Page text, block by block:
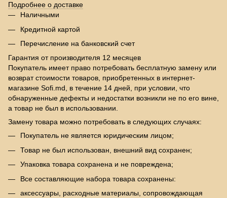
Подробнее о доставке
Наличными
Кредитной картой
Перечисление на банковский счет
Гарантия от производителя 12 месяцев
Покупатель имеет право потребовать бесплатную замену или
возврат стоимости товаров, приобретенных в интернет-
магазине Sofi.md, в течение 14 дней, при условии, что
обнаруженные дефекты и недостатки возникли не по его вине,
а товар не был в использовании.
Замену товара можно потребовать в следующих случаях:
Покупатель не является юридическим лицом;
Товар не был использован, внешний вид сохранен;
Упаковка товара сохранена и не повреждена;
Все составляющие набора товара сохранены:
аксессуары, расходные материалы, сопровождающая